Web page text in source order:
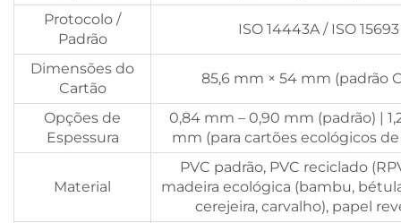
Protocolo /
Padrão
ISO 14443A / ISO 15693
Dimensões do
Cartão
85,6 mm × 54 mm (padrão
Opções de
Espessura
0,84 mm – 0,90 mm (padrão) |
mm (para cartões ecológicos
Material
PVC padrão, PVC reciclado
madeira ecológica (bambu,
cerejeira, carvalho), papel